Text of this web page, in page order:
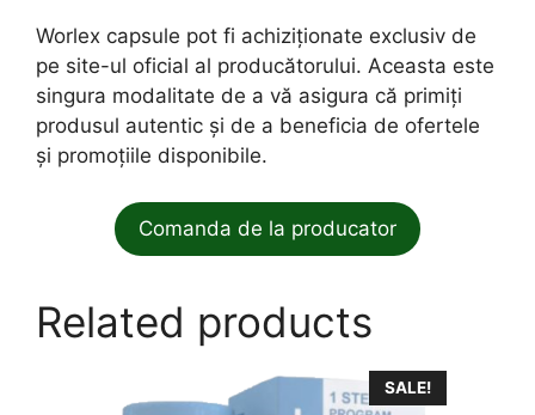
Worlex capsule pot fi achiziționate exclusiv de
pe site-ul oficial al producătorului. Aceasta este
singura modalitate de a vă asigura că primiți
produsul autentic și de a beneficia de ofertele
și promoțiile disponibile.
Comanda de la producator
Related products
SALE!